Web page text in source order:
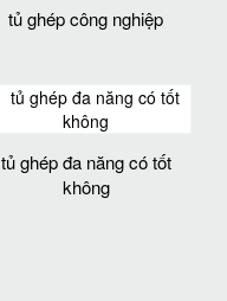
tủ ghép công nghiệp
tủ ghép đa năng có tốt
không